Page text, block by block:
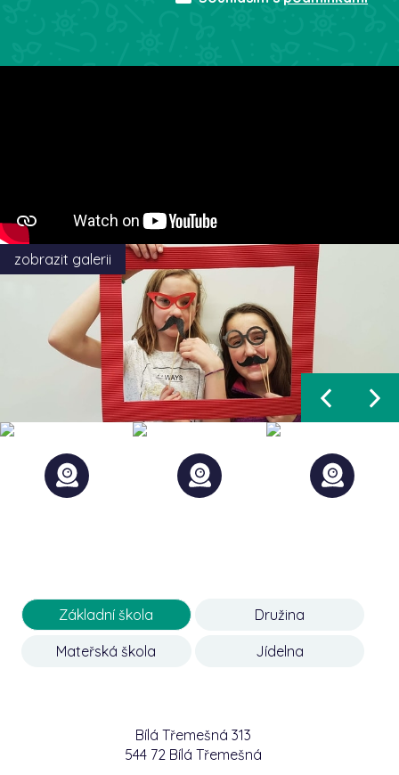
zobrazit galerii
Základní škola Družina
Mateřská škola Jídelna
Bílá Třemešná 313
544 72 Bílá Třemešná